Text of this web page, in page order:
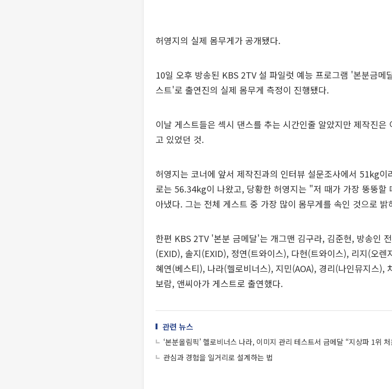
허영지의 실제 몸무게가 공개됐다.
10일 오후 방송된 KBS 2TV 설 파일럿 예능 프로그램 '본분금메
스트'로 출연진의 실제 몸무게 측정이 진행됐다.
이날 게스트들은 섹시 댄스를 추는 시간인줄 알았지만 제작진은
고 있었던 것.
허영지는 코너에 앞서 제작진과의 인터뷰 설문조사에서 51kg이
로는 56.34kg이 나왔고, 당황한 허영지는 "저 때가 가장 뚱뚱할
아냈다. 그는 전체 게스트 중 가장 많이 몸무게를 속인 것으로 밝
한편 KBS 2TV '본분 금메달'는 개그맨 김구라, 김준현, 방송인
(EXID), 솔지(EXID), 정연(트와이스), 다현(트와이스), 리지(오렌
혜연(베스티), 나라(헬로비너스), 지민(AOA), 경리(나인뮤지스),
보람, 앤씨아가 게스트로 출연했다.
관련 뉴스
‘본분올림픽’ 헬로비너스 나라, 이미지 관리 테스트서 금메달 “지상파 1위
관심과 경험을 일거리로 설계하는 법